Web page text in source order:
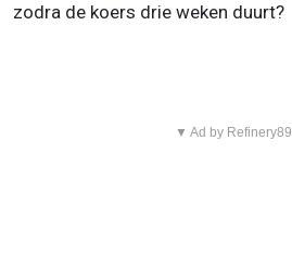
zodra de koers drie weken duurt?
▼ Ad by Refinery89